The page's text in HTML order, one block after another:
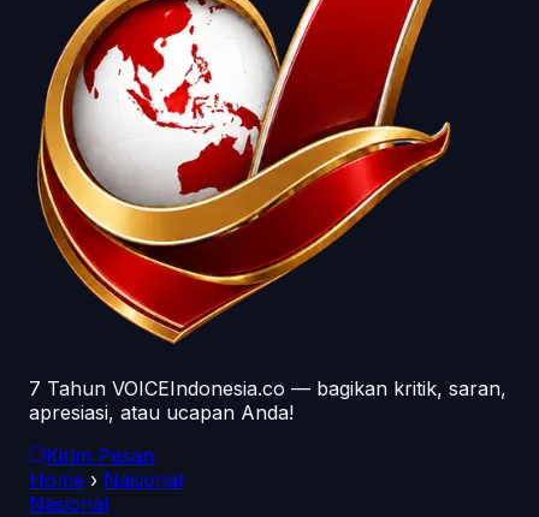
7 Tahun VOICEIndonesia.co — bagikan kritik, saran,
apresiasi, atau ucapan Anda!
Kirim Pesan
Home › Nasional
Nasional